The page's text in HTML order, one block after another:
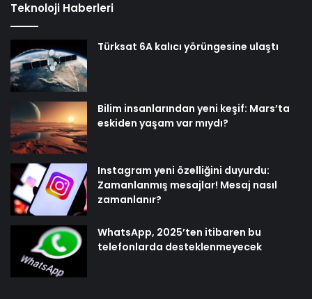
Teknoloji Haberleri
Türksat 6A kalıcı yörüngesine ulaştı
Bilim insanlarından yeni keşif: Mars’ta
eskiden yaşam var mıydı?
Instagram yeni özelliğini duyurdu:
Zamanlanmış mesajlar! Mesaj nasıl
zamanlanır?
WhatsApp, 2025’ten itibaren bu
telefonlarda desteklenmeyecek